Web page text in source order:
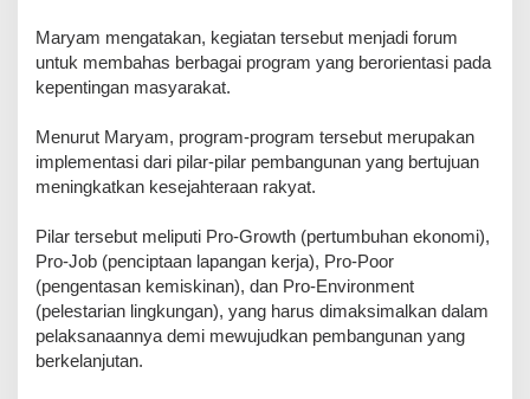
‎Maryam mengatakan, kegiatan tersebut menjadi forum
untuk membahas berbagai program yang berorientasi pada
kepentingan masyarakat.
‎Menurut Maryam, program-program tersebut merupakan
implementasi dari pilar-pilar pembangunan yang bertujuan
meningkatkan kesejahteraan rakyat.
‎Pilar tersebut meliputi Pro-Growth (pertumbuhan ekonomi),
Pro-Job (penciptaan lapangan kerja), Pro-Poor
(pengentasan kemiskinan), dan Pro-Environment
(pelestarian lingkungan), yang harus dimaksimalkan dalam
pelaksanaannya demi mewujudkan pembangunan yang
berkelanjutan.